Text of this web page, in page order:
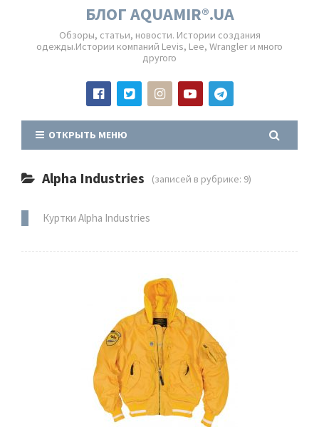
БЛОГ AQUAMIR®.UA
Обзоры, статьи, новости. Истории создания
одежды.Истории компаний Levis, Lee, Wrangler и много
другого
ОТКРЫТЬ МЕНЮ
Alpha Industries (записей в рубрике: 9)
Куртки Alpha Industries